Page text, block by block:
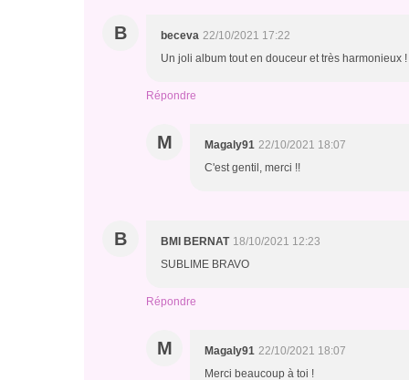
B beceva 22/10/2021 17:22
Un joli album tout en douceur et très harmonieux !
Répondre
M Magaly91 22/10/2021 18:07
C'est gentil, merci !!
B BMI BERNAT 18/10/2021 12:23
SUBLIME BRAVO
Répondre
M Magaly91 22/10/2021 18:07
Merci beaucoup à toi !